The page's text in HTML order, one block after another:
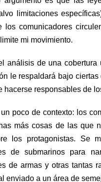
limitaciones
los comunicadores
mi movimiento.
análisis de una
le respaldará bajo
hacerse responsables de
poco de contexto: los
más cosas de las que
los protagonistas. Se
de submarinos para
de armas y otras tantas
enviado a un área de